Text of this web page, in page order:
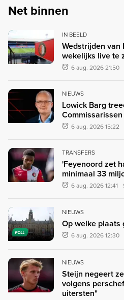
Net binnen
IN BEELD
Wedstrijden van
wekelijks live te
6 aug. 2026 21:50
NIEUWS
Lowick Barg
6 aug. 2026 15:22
TRANSFERS
'Feyenoord zet
minimaal 33
6 aug. 2026 12:41
POLL
NIEUWS
Op welke plaats
6 aug. 2026 12:30
NIEUWS
Steijn negeert
volgens
uitersten"